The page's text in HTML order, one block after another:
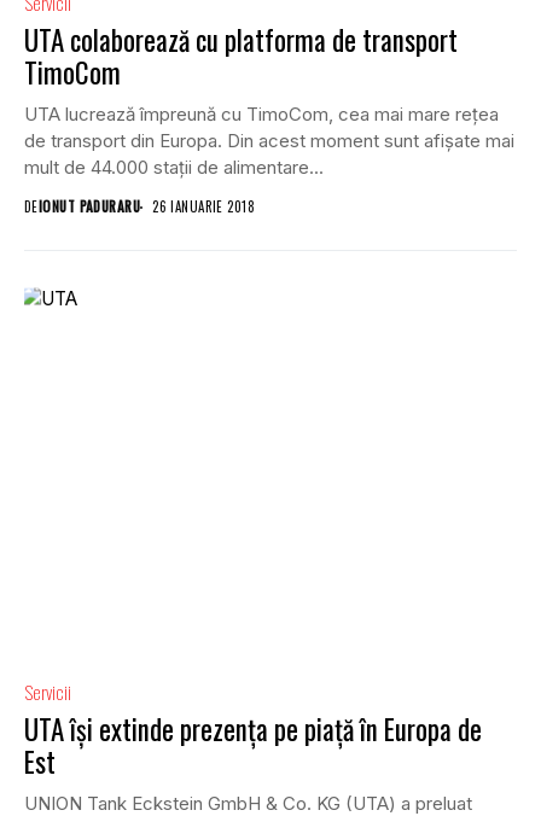
UTA colaborează cu platforma de transport
TimoCom
UTA lucrează împreună cu TimoCom, cea mai mare rețea
de transport din Europa. Din acest moment sunt afișate mai
mult de 44.000 stații de alimentare...
DEIONUT PADURARU 26 IANUARIE 2018
Servicii
UTA își extinde prezența pe piață în Europa de
Est
UNION Tank Eckstein GmbH & Co. KG (UTA) a preluat